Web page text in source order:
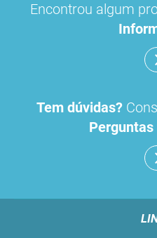
Encontrou algum
Tem dúvidas?